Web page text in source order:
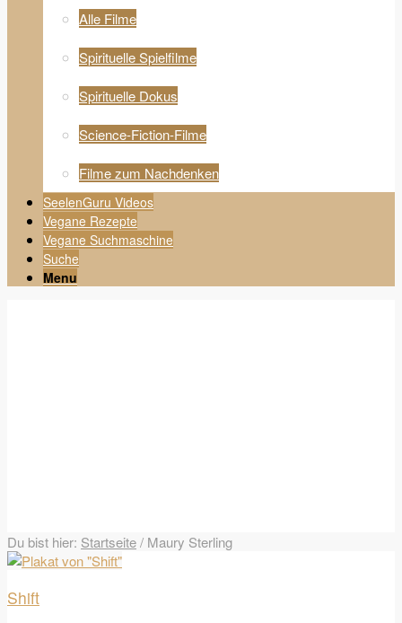
Alle Filme
Spirituelle Spielfilme
Spirituelle Dokus
Science-Fiction-Filme
Filme zum Nachdenken
SeelenGuru Videos
Vegane Rezepte
Vegane Suchmaschine
Suche
Menu
Du bist hier: Startseite/ Maury Sterling
Shift